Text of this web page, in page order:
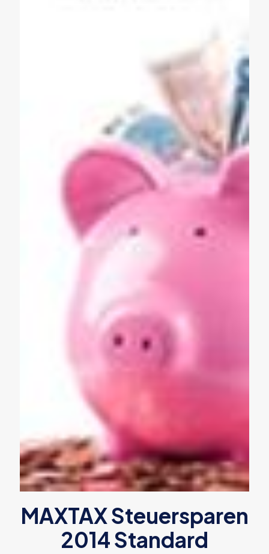
MAXTAX Steuersparen
2014 Standard